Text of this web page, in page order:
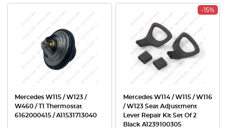
Mercedes W115 / W123 /
W460 / T1 Thermostat
6162000415 / A11531713040
-15%
Mercedes W114 / W115 / W116
/ W123 Seat Adjustment
Lever Repair Kit Set Of 2
Black A1239100305